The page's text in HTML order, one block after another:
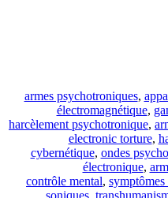
armes psychotroniques,
électromagnétique,
harcèlement psychotronique,
electronic torture,
cybernétique, ondes
électronique,
contrôle mental,
soniques,